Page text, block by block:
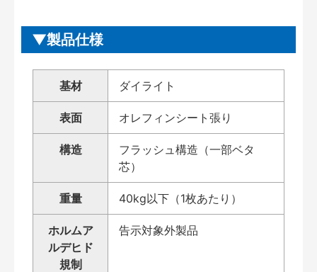
製品仕様
基材 ダイライト
表面 オレフィンシート張り
構造
フラッシュ構造（一部ベタ
芯）
重量 40kg以下（1枚あたり）
ホルムア
ルデヒド
規制
告示対象外製品